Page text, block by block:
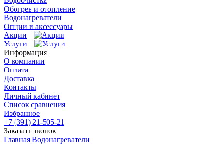
Обогрев и отопление
Водонагреватели
Опции и аксессуары
Акции
Услуги
Информация
О компании
Оплата
Доставка
Контакты
Личный кабинет
Список сравнения
Избранное
+7 (391) 21-505-21
Заказать звонок
Главная Водонагреватели